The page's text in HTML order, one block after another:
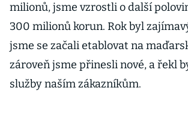
milionů, jsme vzrostli o další
300 milionů korun. Rok byl
jsme se začali etablovat na
zároveň jsme přinesli nové, a řekl
služby naším zákazníkům.